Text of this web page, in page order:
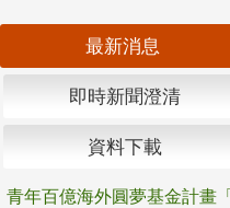
最新消息
即時新聞澄清
資料下載